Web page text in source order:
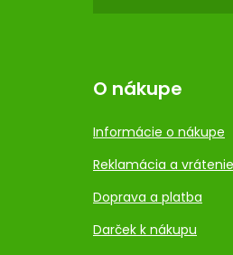
O nákupe
Informácie o nákupe
Reklamácia a
Doprava a platba
Darček k nákupu